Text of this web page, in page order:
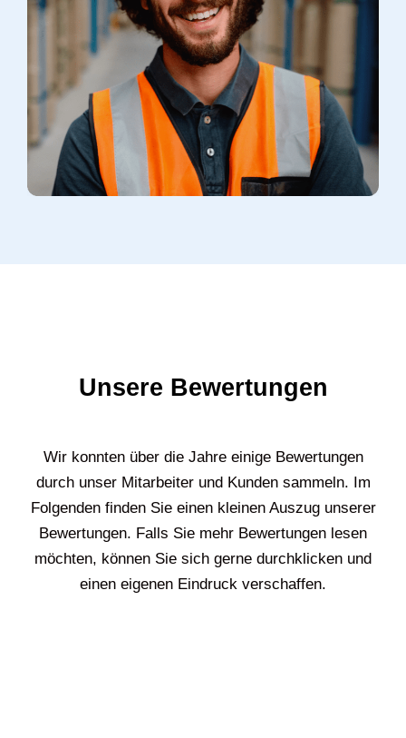
Unsere Bewertungen
Wir konnten über die Jahre einige Bewertungen
durch unser Mitarbeiter und Kunden sammeln. Im
Folgenden finden Sie einen kleinen Auszug unserer
Bewertungen. Falls Sie mehr Bewertungen lesen
möchten, können Sie sich gerne durchklicken und
einen eigenen Eindruck verschaffen.